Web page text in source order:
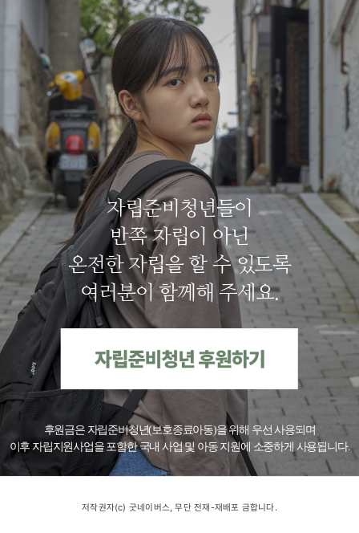
자립준비청년들이
반쪽 자립이 아닌
온전한 자립을 할 수 있도록
여러분이 함께해 주세요.
후원금은 자립준비청년(보호종료아동)을 위해 우선 사용되며
이후 자립지원사업을 포함한 국내 사업 및 아동 지원에 소중하게 사용됩니다.
저작권자(c) 굿네이버스, 무단 전재-재배포 금합니다.